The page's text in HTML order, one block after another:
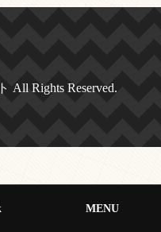
All Rights Reserved.
MENU